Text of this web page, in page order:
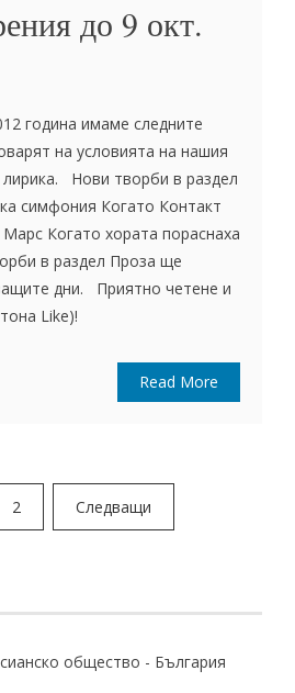
до 9 окт.
година имаме следните
на условията на нашия
лирика. Нови творби в раздел
симфония Когато Контакт
Когато хората пораснаха
в раздел Проза ще
дни. Приятно четене и
Like)!
Read More
2 Следващи
общество - България